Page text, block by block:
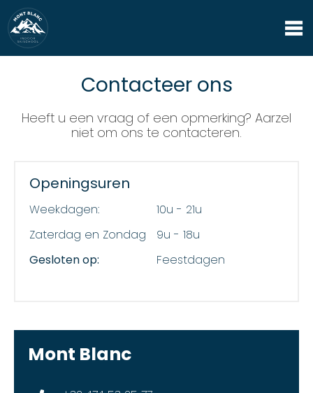
Contacteer ons
Heeft u een vraag of een opmerking? Aarzel
niet om ons te contacteren.
Openingsuren
Weekdagen:
10u - 21u
Zaterdag en Zondag
9u - 18u
Gesloten op:
Feestdagen
Mont Blanc